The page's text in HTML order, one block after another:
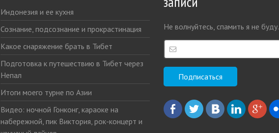
Индонезия и ее кухня
Сознание, подсознание и прокрастинация
Какое снаряжение брать в Тибет
Подготовка к путешествию в Тибет через
Непал
Итоги моего турне по Азии
Видео: ночной Гонконг, караоке на
набережной, пик Виктория, рок-концерт и
Не волнуйтесь, спамить я не буду.